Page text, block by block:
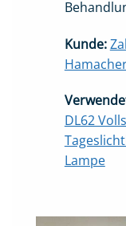
Kunde:
DL62
Lampe